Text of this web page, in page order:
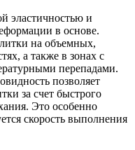
эластичностью и
в основе.
на объемных,
а также в зонах с
перепадами.
позволяет
за счет быстрого
Это особенно
скорость выполнения